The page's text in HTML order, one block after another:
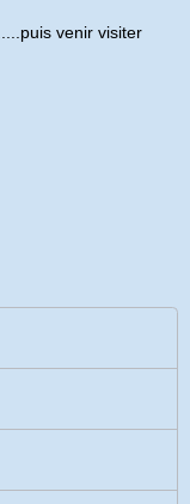
venir visiter